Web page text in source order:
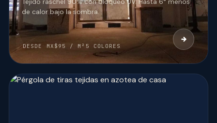
de calor bajo la sombra.
DESDE MX$95 / M² 5 COLORES